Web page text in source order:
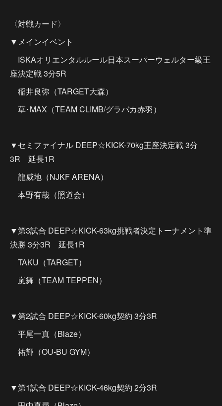
〈対戦カード〉
▼メインイベント
ISKAオリエンタルルール日本スーパーウェルター級王
座決定戦 3分5R
稲井良弥（TARGET大森）
草･MAX（TEAM CLIMB/グラバカ赤羽）
▼セミファイナル DEEP☆KICK-70kg王座決定戦 3分
3R 延長1R
龍威地（NJKF ARENA）
本野有哉（照道会）
▼第3試合 DEEP☆KICK-63kg挑戦者決定トーナメント準
決勝 3分3R 延長1R
TAKU（TARGET）
嵐舞（TEAM TEPPEN）
▼第2試合 DEEP☆KICK-60kg契約 3分3R
平尾一真（Blaze）
祐輝（OU-BU GYM）
▼第1試合 DEEP☆KICK-46kg契約 2分3R